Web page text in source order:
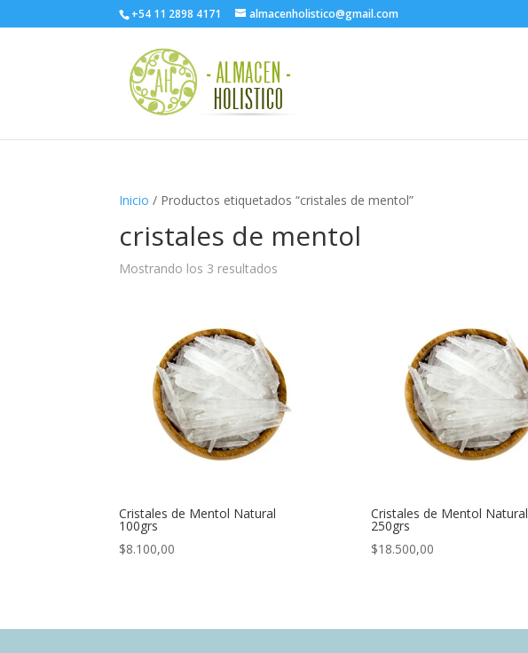
+54 11 2898 4171 almacenholistico@gmail.com
Inicio / Productos etiquetados “cristales de mentol”
cristales de mentol
Mostrando los 3 resultados
Cristales de Mentol Natural
100grs
$8.100,00
Cristales de Mentol Natural
250grs
$18.500,00